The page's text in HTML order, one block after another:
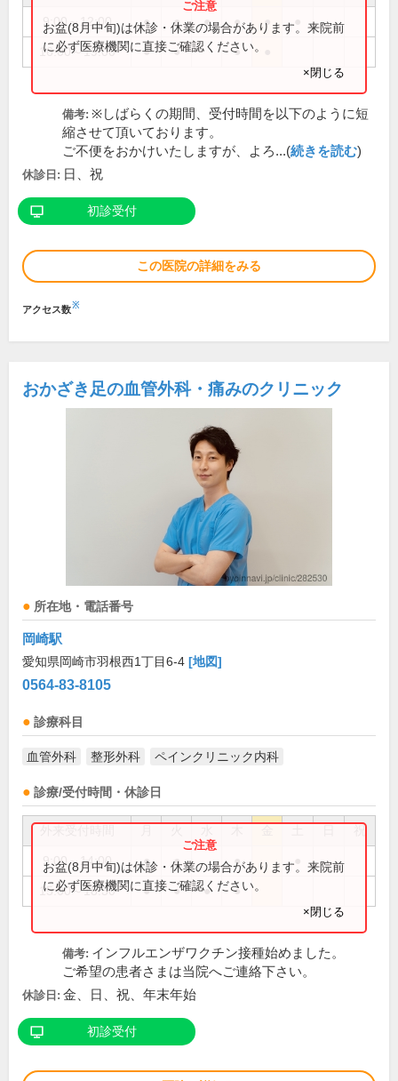
9:00～12:00 ● ● ● ● ●
16:00～19:00 ● ● ●
お盆(8月中旬)は休診・休業の場合があります。来院前
に必ず医療機関に直接ご確認ください。
×閉じる
備考: ※しばらくの期間、受付時間を以下のように短
縮させて頂いております。
ご不便をおかけいたしますが、よろ...(続きを読む)
休診日: 日、祝
初診受付
この医院の詳細をみる
アクセス数※
おかざき足の血管外科・痛みのクリニック
所在地・電話番号
岡崎駅
愛知県岡崎市羽根西1丁目6-4 [地図]
0564-83-8105
診療科目
血管外科 整形外科 ペインクリニック内科
診療/受付時間・休診日
祝
9:00～14:00 ● ● ●
15:00～18:30 ● ● ● ●
お盆(8月中旬)は休診・休業の場合があります。来院前
に必ず医療機関に直接ご確認ください。
×閉じる
備考: インフルエンザワクチン接種始めました。
ご希望の患者さまは当院へご連絡下さい。
休診日: 金、日、祝、年末年始
初診受付